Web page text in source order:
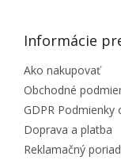
Informácie
Ako nakupovať
Obchodné
GDPR
Doprava a platba
Reklamačný